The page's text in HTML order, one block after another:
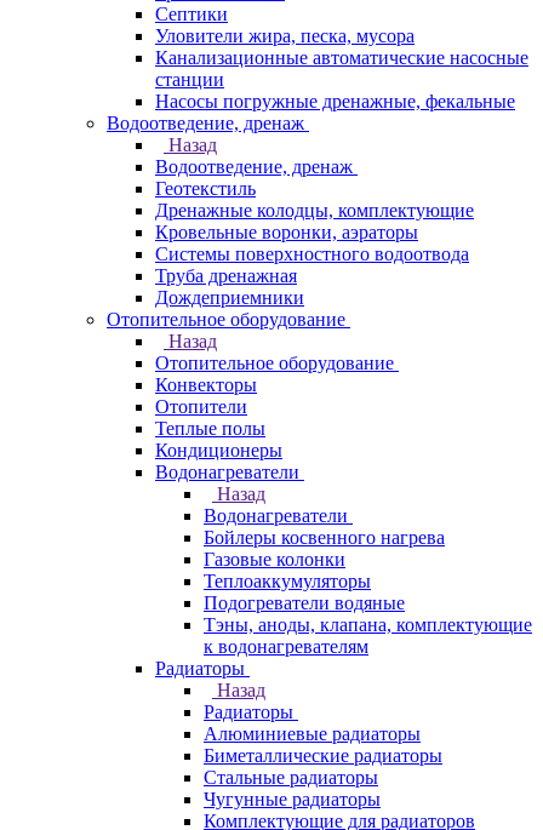
Септики
Уловители жира, песка, мусора
Канализационные автоматические насосные
станции
Насосы погружные дренажные, фекальные
Водоотведение, дренаж
Назад
Водоотведение, дренаж
Геотекстиль
Дренажные колодцы, комплектующие
Кровельные воронки, аэраторы
Системы поверхностного водоотвода
Труба дренажная
Дождеприемники
Отопительное оборудование
Назад
Отопительное оборудование
Конвекторы
Отопители
Теплые полы
Кондиционеры
Водонагреватели
Назад
Водонагреватели
Бойлеры косвенного нагрева
Газовые колонки
Теплоаккумуляторы
Подогреватели водяные
Тэны, аноды, клапана, комплектующие
к водонагревателям
Радиаторы
Назад
Радиаторы
Алюминиевые радиаторы
Биметаллические радиаторы
Стальные радиаторы
Чугунные радиаторы
Комплектующие для радиаторов